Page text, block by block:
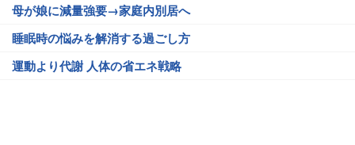
母が娘に減量強要→家庭内別居へ
睡眠時の悩みを解消する過ごし方
運動より代謝 人体の省エネ戦略